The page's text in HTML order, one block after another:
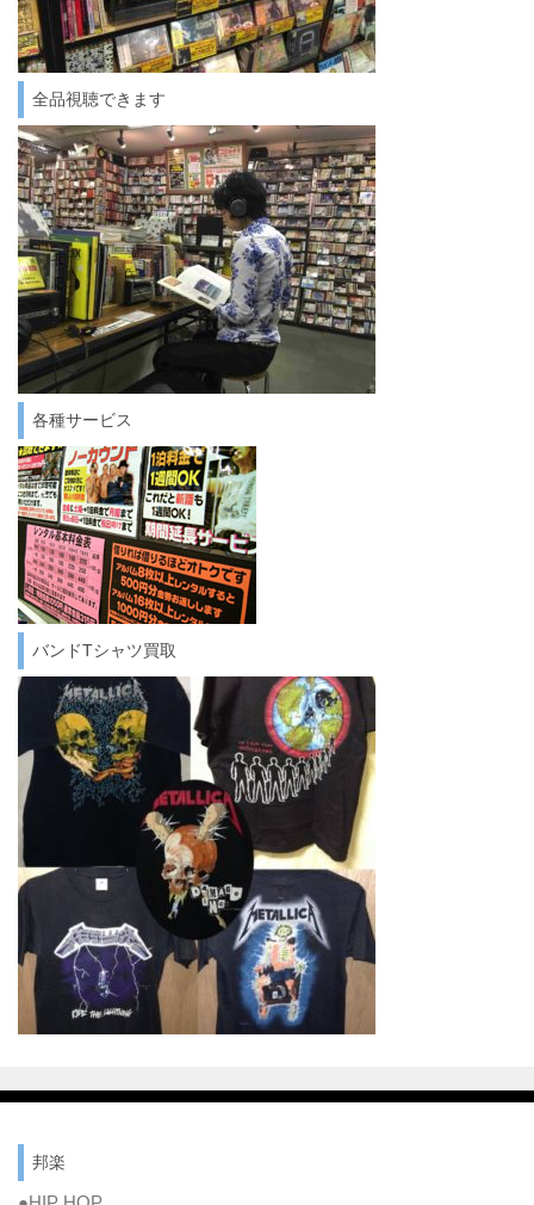
全品視聴できます
各種サービス
バンドTシャツ買取
邦楽